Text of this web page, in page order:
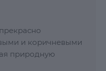
и коричневыми
природную